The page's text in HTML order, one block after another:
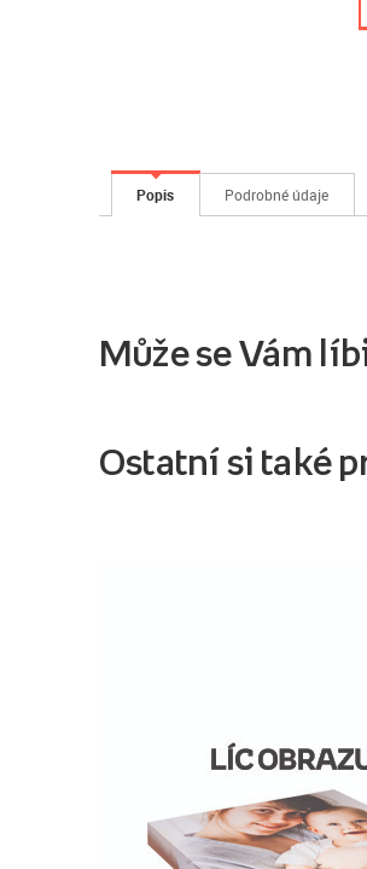
Popis Podrobné údaje
Může se Vám
Ostatní si také